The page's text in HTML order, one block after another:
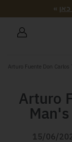
»
/ Arturo Fuente Don
Arturo
15/06/